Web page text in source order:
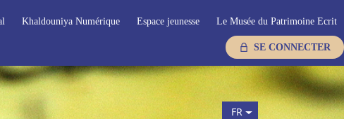
Khaldouniya Numérique Espace jeunesse Le Musée du Patrimoine Ecrit
SE CONNECTER
FR